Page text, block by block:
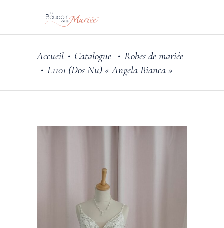
Accueil • Catalogue • Robes de mariée
• L1101 (Dos Nu) « Angela Bianca »